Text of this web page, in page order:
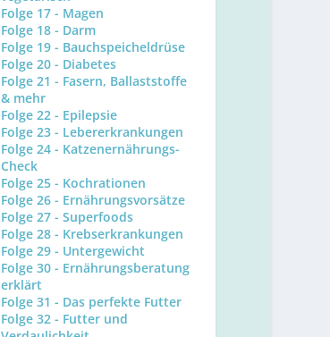
Folge 17 - Magen
Folge 18 - Darm
Folge 19 - Bauchspeicheldrüse
Folge 20 - Diabetes
Folge 21 - Fasern, Ballaststoffe
& mehr
Folge 22 - Epilepsie
Folge 23 - Lebererkrankungen
Folge 24 - Katzenernährungs-
Check
Folge 25 - Kochrationen
Folge 26 - Ernährungsvorsätze
Folge 27 - Superfoods
Folge 28 - Krebserkrankungen
Folge 29 - Untergewicht
Folge 30 - Ernährungsberatung
erklärt
Folge 31 - Das perfekte Futter
Folge 32 - Futter und